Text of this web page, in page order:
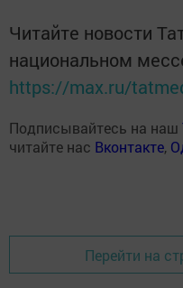
Читайте новости
национальном
https://max.ru/
Подписывайтесь на наш
читайте нас Вконтакте,
Перейти на